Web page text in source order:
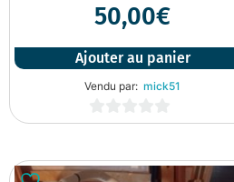
50,00€
Ajouter au panier
Vendu par: mick51
0
5